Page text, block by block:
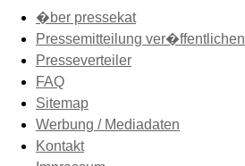
�ber pressekat
Pressemitteilung ver�ffentlichen
Presseverteiler
FAQ
Sitemap
Werbung / Mediadaten
Kontakt